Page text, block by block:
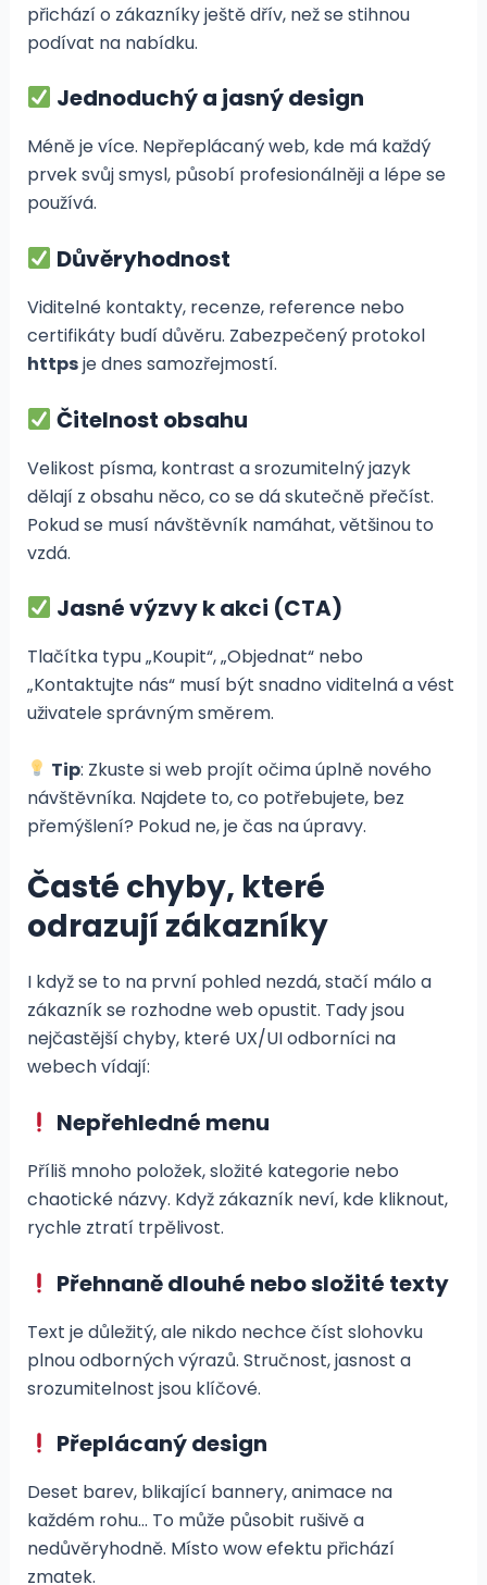
přichází o zákazníky ještě dřív, než se stihnou
podívat na nabídku.
Jednoduchý a jasný design
Méně je více. Nepřeplácaný web, kde má každý
prvek svůj smysl, působí profesionálněji a lépe se
používá.
Důvěryhodnost
Viditelné kontakty, recenze, reference nebo
certifikáty budí důvěru. Zabezpečený protokol
httpsje dnes samozřejmostí.
Čitelnost obsahu
Velikost písma, kontrast a srozumitelný jazyk
dělají z obsahu něco, co se dá skutečně přečíst.
Pokud se musí návštěvník namáhat, většinou to
vzdá.
Jasné výzvy k akci (CTA)
Tlačítka typu „Koupit“, „Objednat“ nebo
„Kontaktujte nás“ musí být snadno viditelná a vést
uživatele správným směrem.
Tip: Zkuste si web projít očima úplně nového
návštěvníka. Najdete to, co potřebujete, bez
přemýšlení? Pokud ne, je čas na úpravy.
Časté chyby, které
odrazují zákazníky
I když se to na první pohled nezdá, stačí málo a
zákazník se rozhodne web opustit. Tady jsou
nejčastější chyby, které UX/UI odborníci na
webech vídají:
Nepřehledné menu
Příliš mnoho položek, složité kategorie nebo
chaotické názvy. Když zákazník neví, kde kliknout,
rychle ztratí trpělivost.
Přehnaně dlouhé nebo složité texty
Text je důležitý, ale nikdo nechce číst slohovku
plnou odborných výrazů. Stručnost, jasnost a
srozumitelnost jsou klíčové.
Přeplácaný design
Deset barev, blikající bannery, animace na
každém rohu… To může působit rušivě a
nedůvěryhodně. Místo wow efektu přichází
zmatek.